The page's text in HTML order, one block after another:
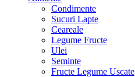
Condimente
Sucuri Lapte
Ceareale
Legume Fructe
Ulei
Seminte
Fructe Legume Uscate